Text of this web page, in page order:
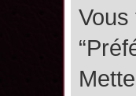
Vous